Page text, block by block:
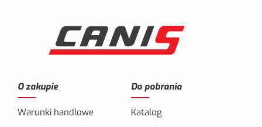
O zakupie
Warunki handlowe
Do pobrania
Katalog